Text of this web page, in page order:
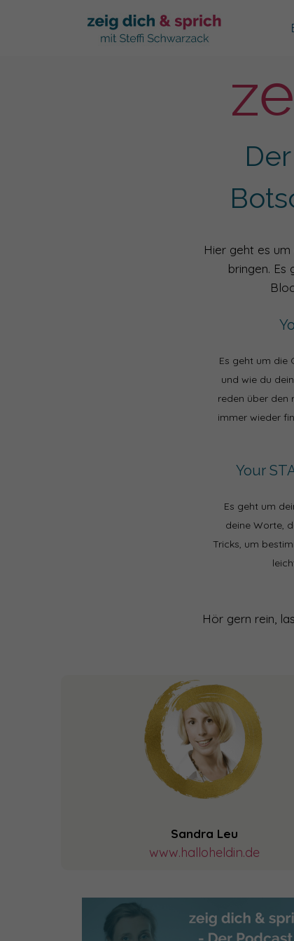
Hier geht es
bringen. Es
Es geht um die
und wie du
reden über den
immer wieder
Your
Es geht um
deine Worte,
Tricks, um
Hör gern rein,
Sandra Leu
www.halloheldin.de